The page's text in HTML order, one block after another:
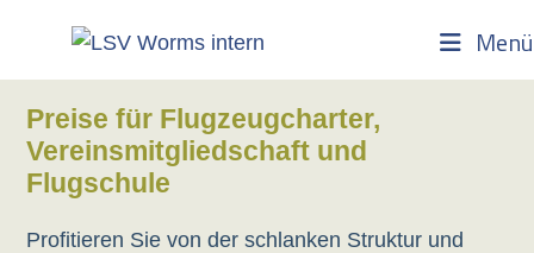
Menü
Preise für Flugzeugcharter,
Vereinsmitgliedschaft und
Flugschule
Profitieren Sie von der schlanken Struktur und